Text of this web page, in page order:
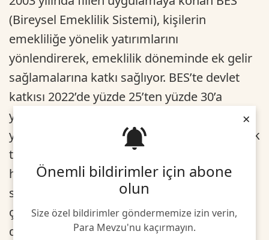
Önemli bildirimler için abone
olun
Size özel bildirimler göndermemize izin verin,
Para Mevzu'nu kaçırmayın.
×
(Bireysel Emeklilik Sistemi), kişilerin
emekliliğe yönelik yatırımlarını
yönlendirerek, emeklilik döneminde ek gelir
sağlamalarına katkı sağlıyor. BES’te devlet
katkısı 2022’de yüzde 25’ten yüzde 30’a
yükseldi. Asgari ücretin net 8 bin 506 TL’ye
yükselmesi BES yatırımcılarına 30 bin TL’lik ek
teşvik getirdi. BES katılımcısının 2022’de
hangi fonlarda ne kadarlık bir getiri
sağladığını, 2023’te hangi fonların öne
çıkacağını uzmanlar EKONOMİ Gazetesi’ne
değerlendirdi.